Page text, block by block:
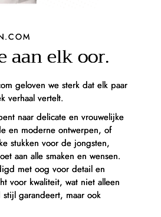
aan elk oor.
geloven we sterk dat elk paar
verhaal vertelt.
naar delicate en vrouwelijke
en moderne ontwerpen, of
stukken voor de jongsten,
aan alle smaken en wensen.
met oog voor detail en
voor kwaliteit, wat niet alleen
garandeert, maar ook